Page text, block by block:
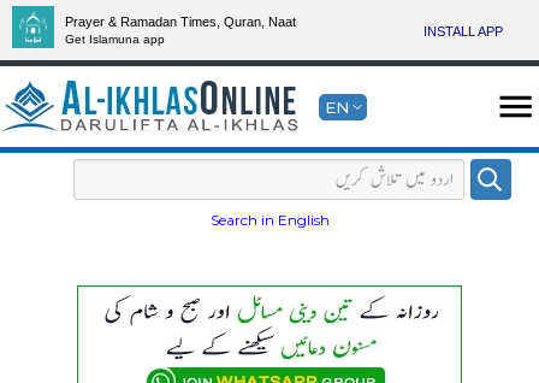
Prayer & Ramadan Times, Quran, Naat
Get Islamuna app
INSTALL APP
EN
Search in English